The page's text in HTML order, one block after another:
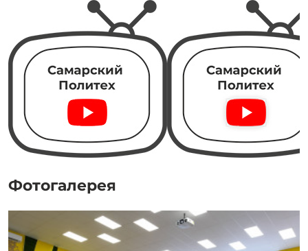
Фотогалерея